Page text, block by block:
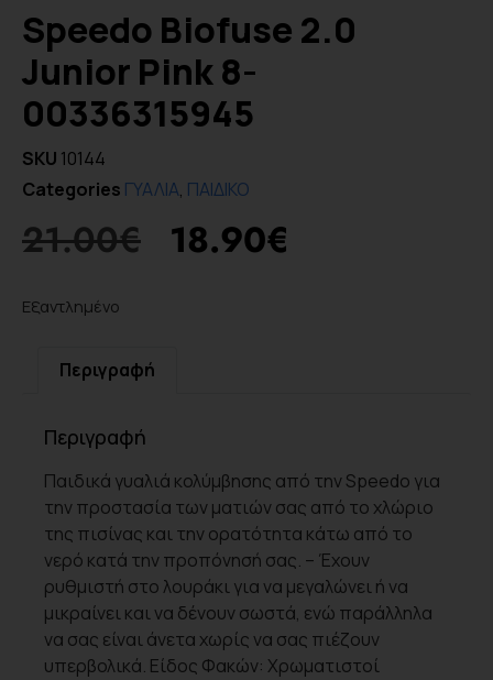
Speedo Biofuse 2.0
Junior Pink 8-
00336315945
SKU 10144
Categories ΓΥΑΛΙΑ, ΠΑΙΔΙΚΟ
21.00€ 18.90€
Εξαντλημένο
Περιγραφή
Περιγραφή
Παιδικά γυαλιά κολύμβησης από την Speedo για
την προστασία των ματιών σας από το χλώριο
της πισίνας και την ορατότητα κάτω από το
νερό κατά την προπόνησή σας. – Έχουν
ρυθμιστή στο λουράκι για να μεγαλώνει ή να
μικραίνει και να δένουν σωστά, ενώ παράλληλα
να σας είναι άνετα χωρίς να σας πιέζουν
υπερβολικά. Είδος Φακών: Χρωματιστοί